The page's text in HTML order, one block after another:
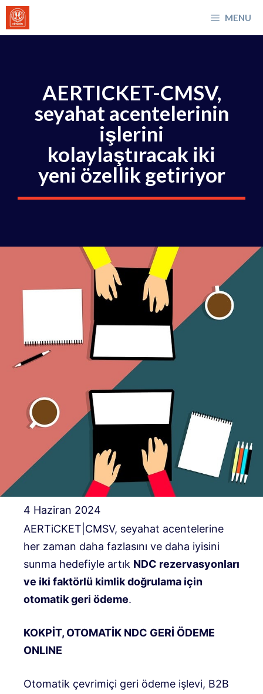
İçeriğe
atla
MENU
AERTICKET-CMSV,
seyahat acentelerinin
işlerini
kolaylaştıracak iki
yeni özellik getiriyor
4 Haziran 2024
AERTiCKET|CMSV, seyahat acentelerine
her zaman daha fazlasını ve daha iyisini
sunma hedefiyle artık NDC rezervasyonları
ve iki faktörlü kimlik doğrulama için
otomatik geri ödeme.
KOKPİT, OTOMATİK NDC GERİ ÖDEME
ONLINE
Otomatik çevrimiçi geri ödeme işlevi, B2B